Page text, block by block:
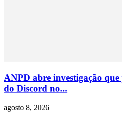
ANPD abre investigação que
do Discord no...
agosto 8, 2026